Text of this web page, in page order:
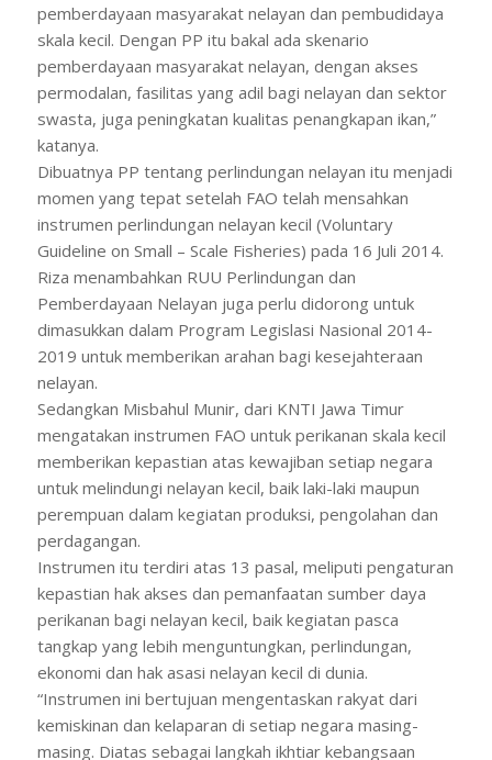
pemberdayaan masyarakat nelayan dan pembudidaya
skala kecil. Dengan PP itu bakal ada skenario
pemberdayaan masyarakat nelayan, dengan akses
permodalan, fasilitas yang adil bagi nelayan dan sektor
swasta, juga peningkatan kualitas penangkapan ikan,”
katanya.
Dibuatnya PP tentang perlindungan nelayan itu menjadi
momen yang tepat setelah FAO telah mensahkan
instrumen perlindungan nelayan kecil (Voluntary
Guideline on Small – Scale Fisheries) pada 16 Juli 2014.
Riza menambahkan RUU Perlindungan dan
Pemberdayaan Nelayan juga perlu didorong untuk
dimasukkan dalam Program Legislasi Nasional 2014-
2019 untuk memberikan arahan bagi kesejahteraan
nelayan.
Sedangkan Misbahul Munir, dari KNTI Jawa Timur
mengatakan instrumen FAO untuk perikanan skala kecil
memberikan kepastian atas kewajiban setiap negara
untuk melindungi nelayan kecil, baik laki-laki maupun
perempuan dalam kegiatan produksi, pengolahan dan
perdagangan.
Instrumen itu terdiri atas 13 pasal, meliputi pengaturan
kepastian hak akses dan pemanfaatan sumber daya
perikanan bagi nelayan kecil, baik kegiatan pasca
tangkap yang lebih menguntungkan, perlindungan,
ekonomi dan hak asasi nelayan kecil di dunia.
“Instrumen ini bertujuan mengentaskan rakyat dari
kemiskinan dan kelaparan di setiap negara masing-
masing. Diatas sebagai langkah ikhtiar kebangsaan